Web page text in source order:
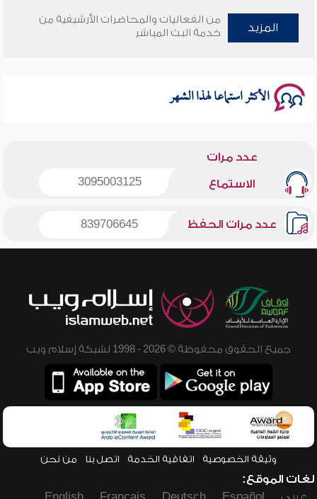
وأمنهم من خوف 9
المزيد
من الفعاليات والمحاضرات الأرشيفية من
خدمة البث المباشر
الأكثر استماعا لهذا الشهر
عدد مرات
الاستماع 3095003125
عدد مرات الحفظ 839706645
جميع الحقوق محفوظة © 2026 - 1998 لشبكة إسلام ويب
وثيقة الخصوصية اتفاقية الخدمة اتصل بنا من نحن
لغات الموقع: